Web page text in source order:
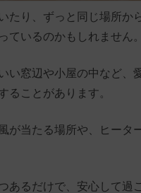
たり、ずっと同じ場所か
ているのかもしれません。
い窓辺や小屋の中など、
ることがあります。
が当たる場所や、ヒータ
あるだけで、安心して過